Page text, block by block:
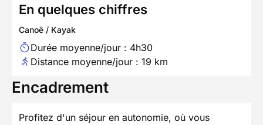
En quelques chiffres
Canoë / Kayak
Durée moyenne/jour : 4h30
Distance moyenne/jour : 19 km
Encadrement
Profitez d'un séjour en autonomie, où vous